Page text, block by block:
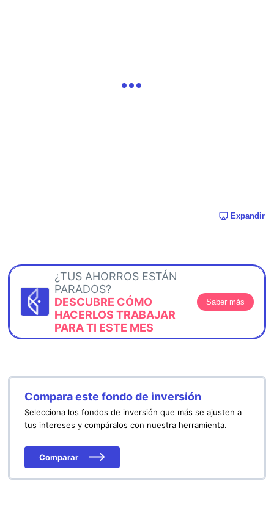
Expandir
¿TUS AHORROS ESTÁN
PARADOS?
DESCUBRE CÓMO
HACERLOS TRABAJAR
PARA TI ESTE MES
Saber más
Compara este fondo de inversión
Selecciona los fondos de inversión que más se ajusten a
tus intereses y compáralos con nuestra herramienta.
Comparar